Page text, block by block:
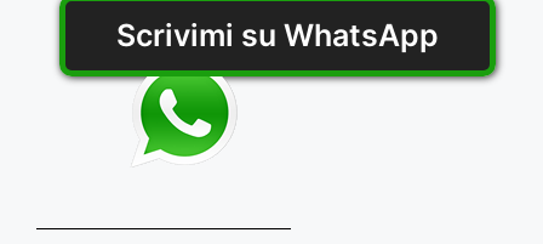
Scrivimi su WhatsApp